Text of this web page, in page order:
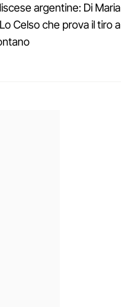
argentine: Di Maria
Celso che prova il tiro a